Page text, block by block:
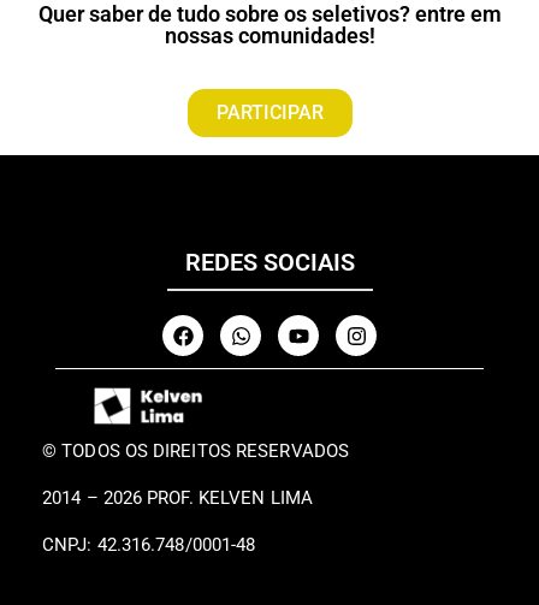
Quer saber de tudo sobre os seletivos? entre em
nossas comunidades!
PARTICIPAR
REDES SOCIAIS
© TODOS OS DIREITOS RESERVADOS
2014 – 2026 PROF. KELVEN LIMA
CNPJ: 42.316.748/0001-48